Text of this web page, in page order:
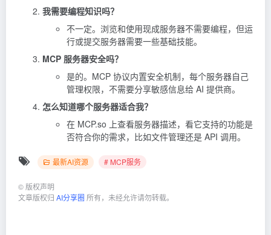
我需要编程知识吗？
不一定。浏览和使用现成服务器不需要编程，但运
行或提交服务器需要一些基础技能。
MCP 服务器安全吗？
是的。MCP 协议内置安全机制，每个服务器自己
管理权限，不需要分享敏感信息给 AI 提供商。
怎么知道哪个服务器适合我？
在 MCP.so 上查看服务器描述，看它支持的功能是
否符合你的需求，比如文件管理还是 API 调用。
最新AI资源 # MCP服务
© 版权声明
文章版权归 AI分享圈 所有，未经允许请勿转载。